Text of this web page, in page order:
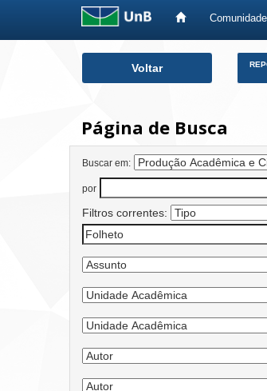
Voltar
Página de Busca
Buscar em:
por
Filtros correntes: